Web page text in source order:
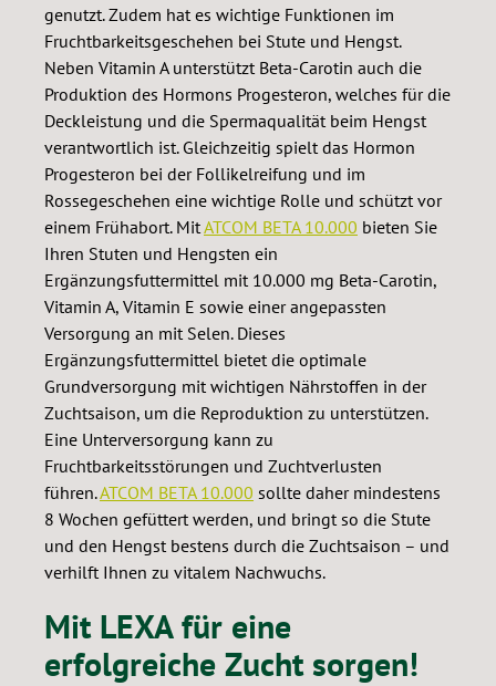
genutzt. Zudem hat es wichtige Funktionen im
Fruchtbarkeitsgeschehen bei Stute und Hengst.
Neben Vitamin A unterstützt Beta-Carotin auch die
Produktion des Hormons Progesteron, welches für die
Deckleistung und die Spermaqualität beim Hengst
verantwortlich ist. Gleichzeitig spielt das Hormon
Progesteron bei der Follikelreifung und im
Rossegeschehen eine wichtige Rolle und schützt vor
einem Frühabort. MitATCOM BETA 10.000 bieten Sie
Ihren Stuten und Hengsten ein
Ergänzungsfuttermittel mit 10.000 mg Beta-Carotin,
Vitamin A, Vitamin E sowie einer angepassten
Versorgung an mit Selen. Dieses
Ergänzungsfuttermittel bietet die optimale
Grundversorgung mit wichtigen Nährstoffen in der
Zuchtsaison, um die Reproduktion zu unterstützen.
Eine Unterversorgung kann zu
Fruchtbarkeitsstörungen und Zuchtverlusten
führen.ATCOM BETA 10.000 sollte daher mindestens
8 Wochen gefüttert werden, und bringt so die Stute
und den Hengst bestens durch die Zuchtsaison – und
verhilft Ihnen zu vitalem Nachwuchs.
Mit LEXA für eine
erfolgreiche Zucht sorgen!